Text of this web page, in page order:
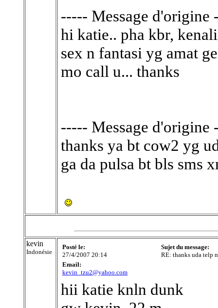
----- Message d'origine
hi katie.. pha kbr,
sex n fantasi yg amat
mo call u... thanks
----- Message d'origine
thanks ya bt cow2 yg
ga da pulsa bt bls sms
kevin
Indonésie
Posté le:
27/4/2007 20:14
Sujet du message:
RE: thanks uda telp
Email:
kevin_tzu2@yahoo.com
hii katie knln dunk